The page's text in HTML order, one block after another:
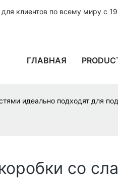
клиентов по всему миру с
ГЛАВНАЯ
идеально подходят для
со